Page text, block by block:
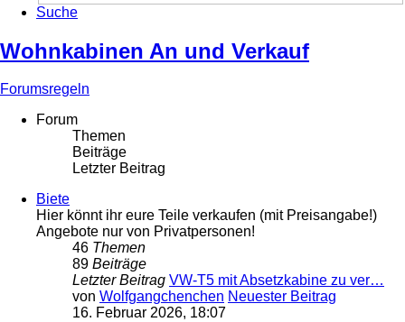
Suche
Wohnkabinen An und Verkauf
Forumsregeln
Forum
Themen
Beiträge
Letzter Beitrag
Biete
Hier könnt ihr eure Teile verkaufen (mit Preisangabe!)
Angebote nur von Privatpersonen!
46 Themen
89 Beiträge
Letzter Beitrag VW-T5 mit Absetzkabine zu ver…
von Wolfgangchenchen Neuester Beitrag
16. Februar 2026, 18:07